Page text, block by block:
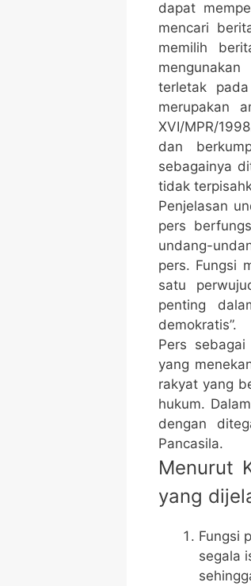
dapat
mencari
memilih
terletak
merupakan
XVI/MPR/
dan
sebagainya
tidak
Penjelasan
pers
undang-
pers. Fungsi
satu
penting
demokratis”.
Pers
yang
rakyat yang
hukum.
dengan
Pancasila.
Menurut
yang
Fungsi
segala